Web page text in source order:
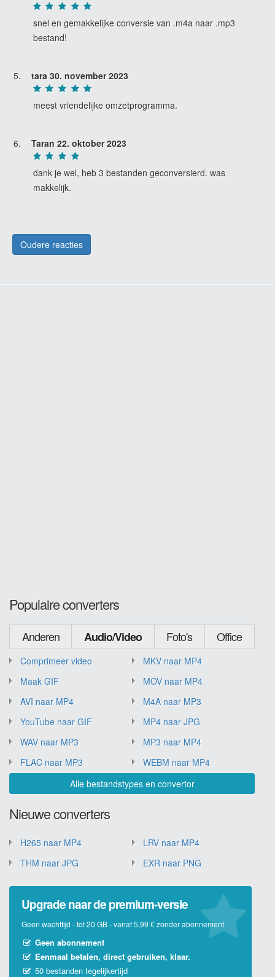
snel en gemakkelijke conversie van .m4a naar .mp3
bestand!
tara 30. november 2023
meest vriendelijke omzetprogramma.
Taran 22. oktober 2023
dank je wel, heb 3 bestanden geconversierd. was
makkelijk.
Oudere reacties
Populaire converters
Anderen Audio/Video Foto's Office
Comprimeer video
MKV naar MP4
Maak GIF
MOV naar MP4
AVI naar MP4
M4A naar MP3
YouTube naar GIF
MP4 naar JPG
WAV naar MP3
MP3 naar MP4
FLAC naar MP3
WEBM naar MP4
Alle bestandstypes en convertor
Nieuwe converters
H265 naar MP4
LRV naar MP4
THM naar JPG
EXR naar PNG
Upgrade naar de premium-versie
Geen wachttijd - tot 20 GB - vanaf 5,99 € zonder abonnement
Geen abonnement
Eenmaal betalen, direct gebruiken, klaar.
50 bestanden tegelijkertijd